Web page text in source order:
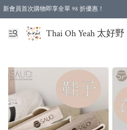
新會員首次購物即享全單 98 折優惠！
特選會員可享全單低至 96 折優惠！
Thai Oh Yeah 太好野